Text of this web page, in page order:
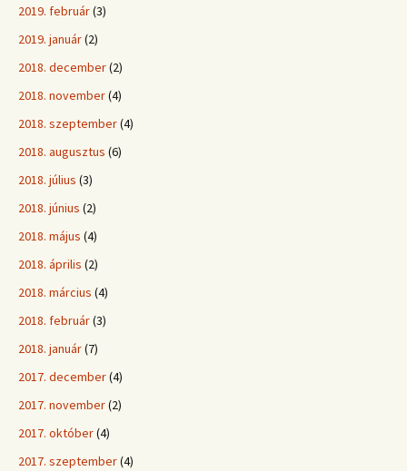
2019. február(3)
2019. január(2)
2018. december(2)
2018. november(4)
2018. szeptember(4)
2018. augusztus (6)
2018. július (3)
2018. június (2)
2018. május (4)
2018. április (2)
2018. március (4)
2018. február(3)
2018. január(7)
2017. december(4)
2017. november(2)
2017. október(4)
2017. szeptember(4)